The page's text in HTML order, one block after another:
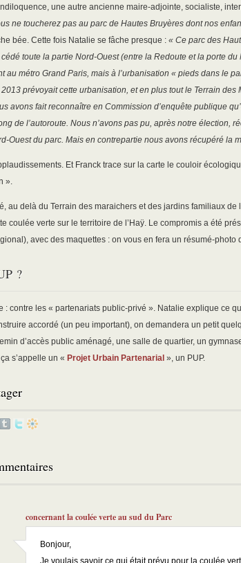
une autre ancienne maire-adjointe, socialiste,
ne toucherez pas au parc de Hautes Bruyères dont nos
bée. Cette fois Natalie se fâche presque : « Ce parc des
toute la partie Nord-Ouest (entre la Redoute et la porte
au métro Grand Paris, mais à l’urbanisation « pieds dans le
prévoyait cette urbanisation, et en plus tout le Terrain des
avons fait reconnaître en Commission d’enquête publique
de l’autoroute. Nous n’avons pas pu, après notre élection,
Ouest du parc. Mais en contrepartie nous avons récupéré la
Et Franck trace sur la carte le couloir
».
au delà du Terrain des maraichers et des jardins familiaux de
coulée verte sur le territoire de l’Haÿ. Le compromis a été
avec des maquettes : on vous en fera un résumé-photo
?
: contre les « partenariats public-privé ». Natalie explique ce
accordé (un peu important), on demandera un petit
d’accès public aménagé, une salle de quartier, un
s’appelle un « Projet Urbain Partenarial », un PUP.
concernant la coulée verte au sud du Parc
Bonjour,